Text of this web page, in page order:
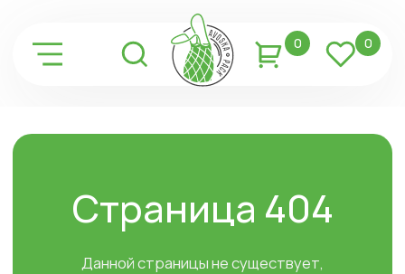
0
возможно она была удалена, или был
введен неверный адрес в адресной строке
На главную